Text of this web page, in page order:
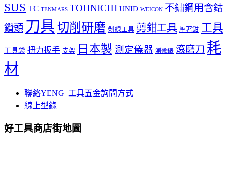
SUS TC TENMARS TOHNICHI UNID WEICON 不鏽鋼用含鈷
鑽頭 刀具切削研磨 剝線工具 剪鉗工具 壓著鉗 工具
工具袋 扭力扳手 支架 日本製 測定儀器 測微錶 滾磨刀 耗
材
聯絡YENG–工具五金詢問方式
線上型錄
好工具商店街地圖